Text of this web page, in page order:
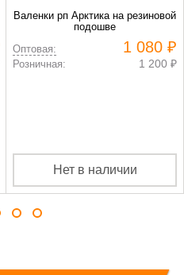
Валенки рп Арктика на резиновой
подошве
Оптовая:
1 080 ₽
Розничная: 1 200 ₽
Нет в наличии